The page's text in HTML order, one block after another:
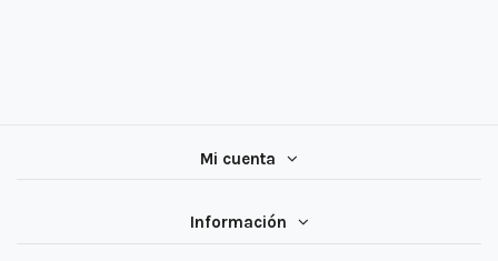
Mi cuenta
Información